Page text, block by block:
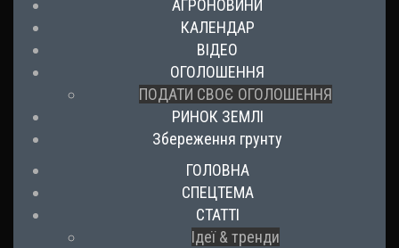
АГРОНОВИНИ
КАЛЕНДАР
ВІДЕО
ОГОЛОШЕННЯ
ПОДАТИ СВОЄ ОГОЛОШЕННЯ
РИНОК ЗЕМЛІ
Збереження грунту
ГОЛОВНА
СПЕЦТЕМА
СТАТТІ
Ідеї & тренди